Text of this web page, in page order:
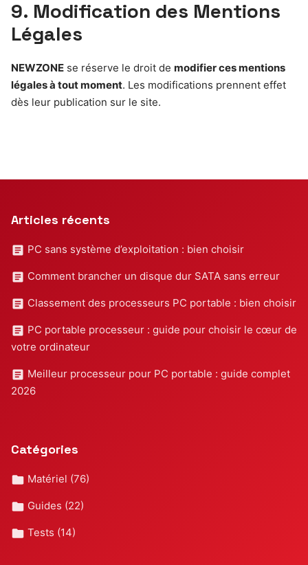
9. Modification des Mentions
Légales
NEWZONE se réserve le droit de modifier ces mentions
légales à tout moment. Les modifications prennent effet
dès leur publication sur le site.
Articles récents
PC sans système d’exploitation : bien choisir
Comment brancher un disque dur SATA sans erreur
Classement des processeurs PC portable : bien choisir
PC portable processeur : guide pour choisir le cœur de
votre ordinateur
Meilleur processeur pour PC portable : guide complet
2026
Catégories
Matériel (76)
Guides (22)
Tests (14)